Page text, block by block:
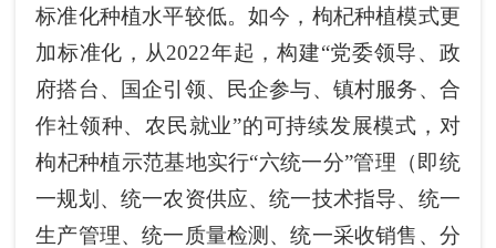
标准化种植水平较低。如今，枸杞种植模式更
加标准化，从2022年起，构建“党委领导、政
府搭台、国企引领、民企参与、镇村服务、合
作社领种、农民就业”的可持续发展模式，对
枸杞种植示范基地实行“六统一分”管理（即统
一规划、统一农资供应、统一技术指导、统一
生产管理、统一质量检测、统一采收销售、分